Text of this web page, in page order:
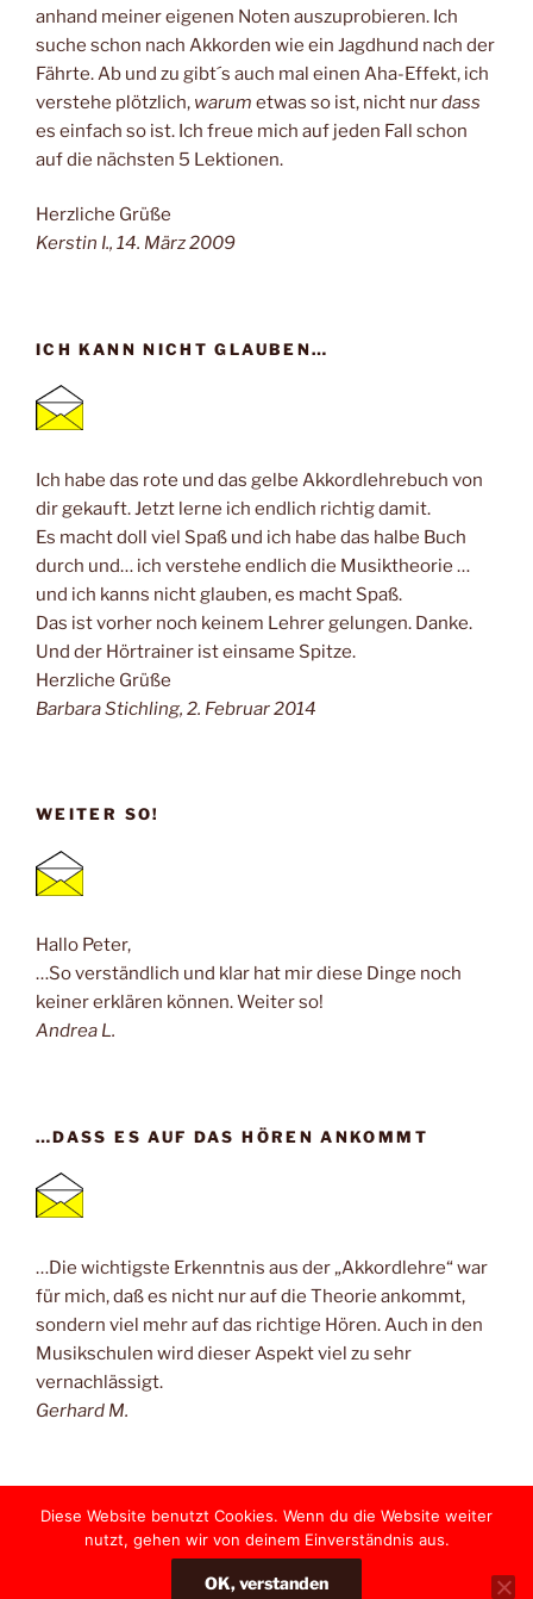
anhand meiner eigenen Noten auszuprobieren. Ich
suche schon nach Akkorden wie ein Jagdhund nach der
Fährte. Ab und zu gibt´s auch mal einen Aha-Effekt, ich
verstehe plötzlich, warum etwas so ist, nicht nurdass
es einfach so ist. Ich freue mich auf jeden Fall schon
auf die nächsten 5 Lektionen.
Herzliche Grüße
Kerstin I., 14. März 2009
ICH KANN NICHT GLAUBEN…
Ich habe das rote und das gelbe Akkordlehrebuch von
dir gekauft. Jetzt lerne ich endlich richtig damit.
Es macht doll viel Spaß und ich habe das halbe Buch
durch und… ich verstehe endlich die Musiktheorie …
und ich kanns nicht glauben, es macht Spaß.
Das ist vorher noch keinem Lehrer gelungen. Danke.
Und der Hörtrainer ist einsame Spitze.
Herzliche Grüße
Barbara Stichling, 2. Februar 2014
WEITER SO!
Hallo Peter,
…So verständlich und klar hat mir diese Dinge noch
keiner erklären können. Weiter so!
Andrea L.
…DASS ES AUF DAS HÖREN ANKOMMT
…Die wichtigste Erkenntnis aus der „Akkordlehre“ war
für mich, daß es nicht nur auf die Theorie ankommt,
sondern viel mehr auf das richtige Hören. Auch in den
Musikschulen wird dieser Aspekt viel zu sehr
vernachlässigt.
Gerhard M.
FacebookTwitter Instagram
E-
Diese Website benutzt Cookies. Wenn du die Website weiter
nutzt, gehen wir von deinem Einverständnis aus.
OK, verstanden